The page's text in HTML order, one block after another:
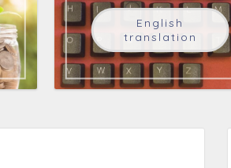
English
translation